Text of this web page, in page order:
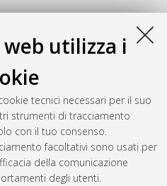
utilizza i
tecnici necessari per il suo
strumenti di tracciamento
con il tuo consenso.
facoltativi sono usati per
della comunicazione
degli utenti.
effects of economic and
outcomes in Ukraine
Studiorum Università di
inEconomia, 18 Ciclo. DOI
ilSat Aug 8 20:33:55 2026